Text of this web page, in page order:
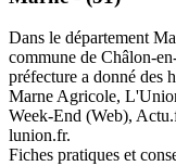
Dans le département
commune de Châlon-
préfecture a donné des
Marne Agricole,
Week-End (Web),
lunion.fr.
Fiches pratiques et